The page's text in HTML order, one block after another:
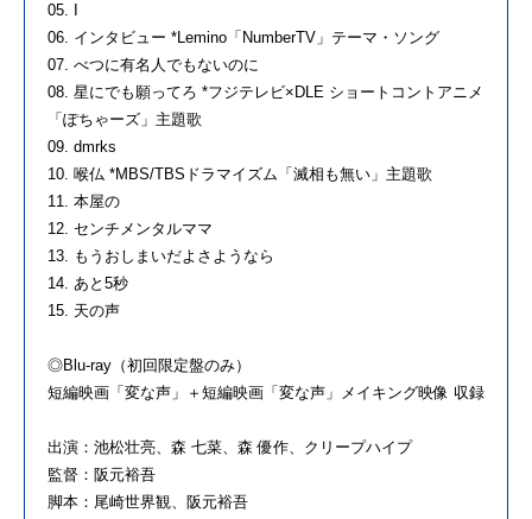
05. I
06. インタビュー *Lemino「NumberTV」テーマ・ソング
07. べつに有名人でもないのに
08. 星にでも願ってろ *フジテレビ×DLE ショートコントアニメ
「ぽちゃーズ」主題歌
09. dmrks
10. 喉仏 *MBS/TBSドラマイズム「滅相も無い」主題歌
11. 本屋の
12. センチメンタルママ
13. もうおしまいだよさようなら
14. あと5秒
15. 天の声
◎Blu-ray（初回限定盤のみ）
短編映画「変な声」＋短編映画「変な声」メイキング映像 収録
出演：池松壮亮、森 七菜、森 優作、クリープハイプ
監督：阪元裕吾
脚本：尾崎世界観、阪元裕吾